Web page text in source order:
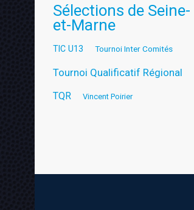
Sélections de Seine-
et-Marne
TIC U13 Tournoi Inter Comités
Tournoi Qualificatif Régional
TQR Vincent Poirier